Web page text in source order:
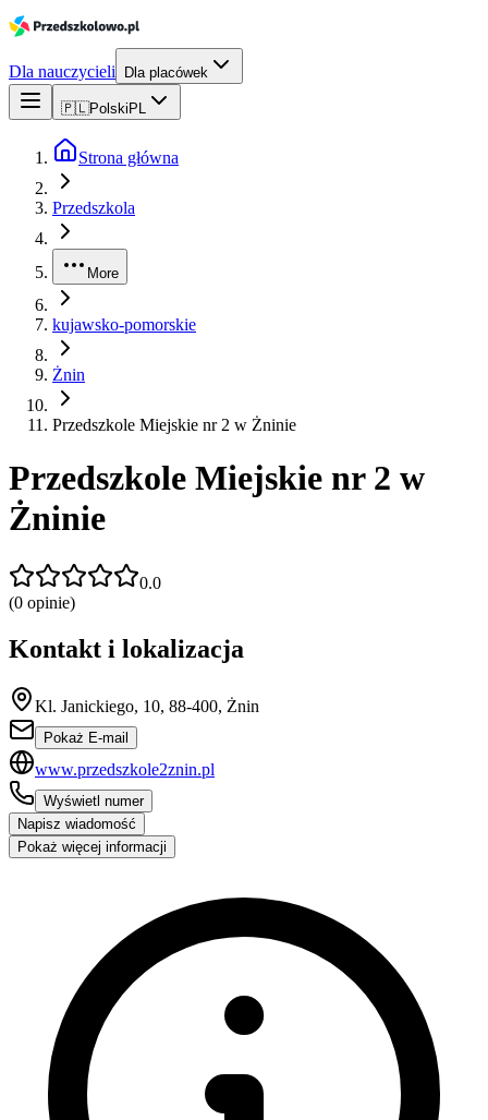
Dla nauczycieli Dla placówek
🇵🇱Polski PL
Strona główna
Przedszkola
More
kujawsko-pomorskie
Żnin
Przedszkole Miejskie nr 2 w Żninie
Przedszkole Miejskie nr 2 w
Żninie
0.0
(0 opinie)
Kontakt i lokalizacja
Kl. Janickiego, 10, 88-400, Żnin
Pokaż E-mail
www.przedszkole2znin.pl
Wyświetl numer
Napisz wiadomość
Pokaż więcej informacji